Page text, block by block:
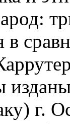
г.